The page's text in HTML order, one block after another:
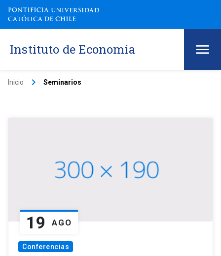
Instituto de Economía
Inicio keyboard_arrow_right Seminarios
19 AGO
Conferencias